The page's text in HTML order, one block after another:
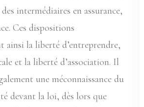
intermédiaires en assurance,
Ces dispositions
ainsi la liberté d’entreprendre,
et la liberté d’association. Il
une méconnaissance du
devant la loi, dès lors que